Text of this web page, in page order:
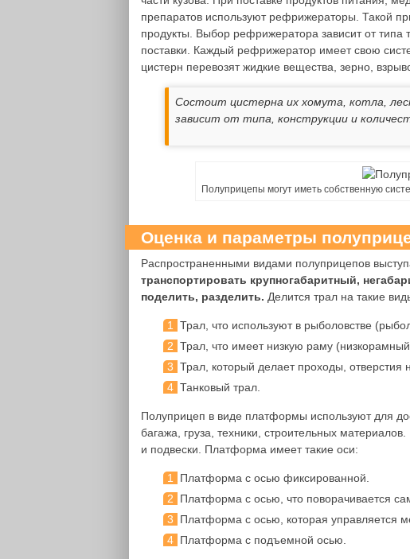
препаратов используют рефрижераторы. Такой
продукты. Выбор рефрижератора зависит от типа
поставки. Каждый рефрижератор имеет свою
цистерн перевозят жидкие вещества, зерно,
Состоит цистерна их хомута, котла,
зависит от типа, конструкции и
Полуприцепы могут иметь собственную
Оценка и параметры
Распространенными видами полуприцепов
транспортировать крупногабаритный,
поделить, разделить. Делится трал на такие
Трал, что используют в рыболовстве
Трал, что имеет низкую раму (низкорамный
Трал, который делает проходы, отверстия
Танковый трал.
Полуприцеп в виде платформы используют для
багажа, груза, техники, строительных
и подвески. Платформа имеет такие оси:
Платформа с осью фиксированной.
Платформа с осью, что поворачивается
Платформа с осью, которая управляется
Платформа с подъемной осью.